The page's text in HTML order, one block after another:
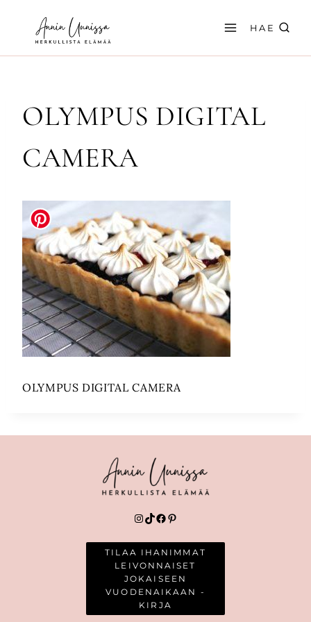
sisältöön
HAE
OLYMPUS DIGITAL
CAMERA
OLYMPUS DIGITAL CAMERA
Instagram
TikTok
Facebook
Pinterest
TILAA IHANIMMAT
LEIVONNAISET
JOKAISEEN
VUODENAIKAAN -
KIRJA